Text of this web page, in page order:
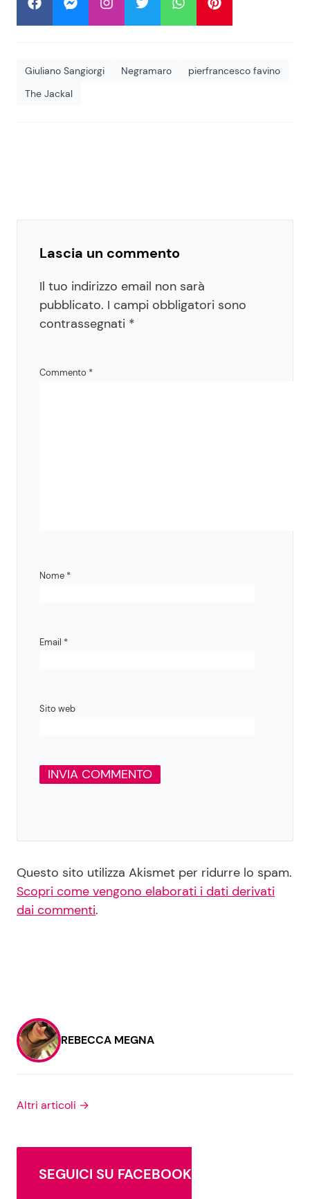
Giuliano Sangiorgi Negramaro
pierfrancesco favino
The Jackal
Lascia un commento
Il tuo indirizzo email non sarà
pubblicato. I campi obbligatori sono
contrassegnati *
Commento *
Nome *
Email *
Sito web
Questo sito utilizza Akismet per ridurre lo spam.
Scopri come vengono elaborati i dati derivati
dai commenti.
REBECCA MEGNA
Altri articoli →
SEGUICI SU FACEBOOK